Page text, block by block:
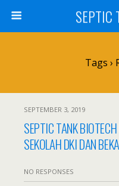
SEPTIC
Tags ›
SEPTEMBER 3, 2019
SEPTIC TANK
SEKOLAH DKI DAN
NO RESPONSES